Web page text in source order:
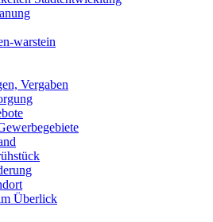
warstein
Vergaben
Überlick